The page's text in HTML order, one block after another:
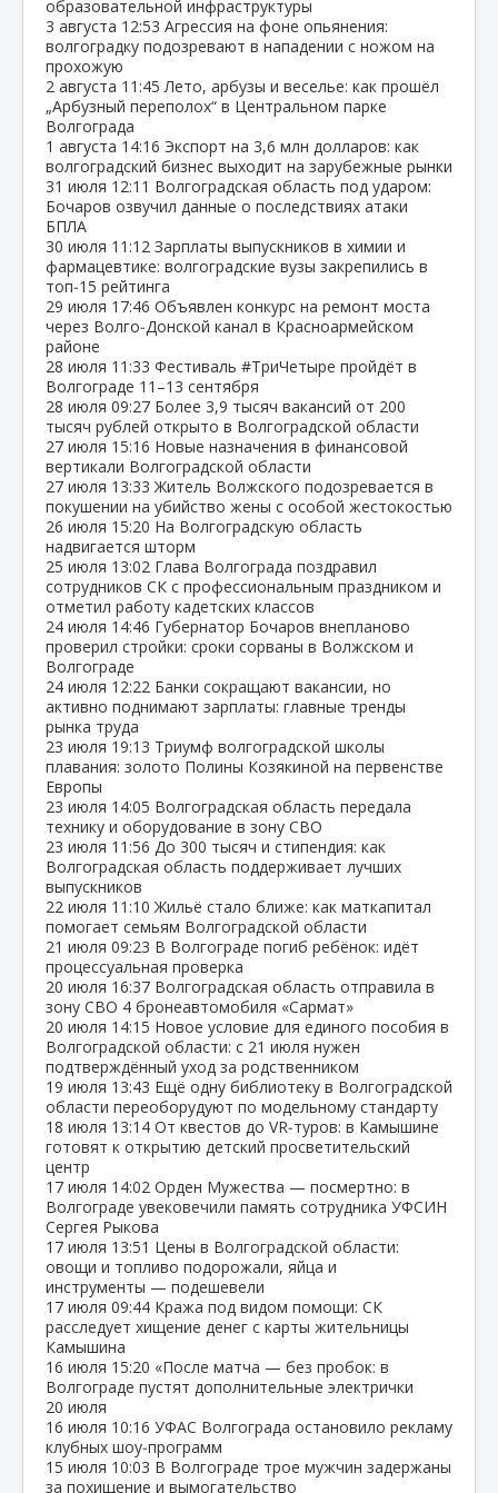
образовательной инфраструктуры
3 августа 12:53 Агрессия на фоне опьянения:
волгоградку подозревают в нападении с ножом на
прохожую
2 августа 11:45 Лето, арбузы и веселье: как прошёл
„Арбузный переполох“ в Центральном парке
Волгограда
1 августа 14:16 Экспорт на 3,6 млн долларов: как
волгоградский бизнес выходит на зарубежные рынки
31 июля 12:11 Волгоградская область под ударом:
Бочаров озвучил данные о последствиях атаки
БПЛА
30 июля 11:12 Зарплаты выпускников в химии и
фармацевтике: волгоградские вузы закрепились в
топ‑15 рейтинга
29 июля 17:46 Объявлен конкурс на ремонт моста
через Волго‑Донской канал в Красноармейском
районе
28 июля 11:33 Фестиваль #ТриЧетыре пройдёт в
Волгограде 11–13 сентября
28 июля 09:27 Более 3,9 тысяч вакансий от 200
тысяч рублей открыто в Волгоградской области
27 июля 15:16 Новые назначения в финансовой
вертикали Волгоградской области
27 июля 13:33 Житель Волжского подозревается в
покушении на убийство жены с особой жестокостью
26 июля 15:20 На Волгоградскую область
надвигается шторм
25 июля 13:02 Глава Волгограда поздравил
сотрудников СК с профессиональным праздником и
отметил работу кадетских классов
24 июля 14:46 Губернатор Бочаров внепланово
проверил стройки: сроки сорваны в Волжском и
Волгограде
24 июля 12:22 Банки сокращают вакансии, но
активно поднимают зарплаты: главные тренды
рынка труда
23 июля 19:13 Триумф волгоградской школы
плавания: золото Полины Козякиной на первенстве
Европы
23 июля 14:05 Волгоградская область передала
технику и оборудование в зону СВО
23 июля 11:56 До 300 тысяч и стипендия: как
Волгоградская область поддерживает лучших
выпускников
22 июля 11:10 Жильё стало ближе: как маткапитал
помогает семьям Волгоградской области
21 июля 09:23 В Волгограде погиб ребёнок: идёт
процессуальная проверка
20 июля 16:37 Волгоградская область отправила в
зону СВО 4 бронеавтомобиля «Сармат»
20 июля 14:15 Новое условие для единого пособия в
Волгоградской области: с 21 июля нужен
подтверждённый уход за родственником
19 июля 13:43 Ещё одну библиотеку в Волгоградской
области переоборудуют по модельному стандарту
18 июля 13:14 От квестов до VR‑туров: в Камышине
готовят к открытию детский просветительский
центр
17 июля 14:02 Орден Мужества — посмертно: в
Волгограде увековечили память сотрудника УФСИН
Сергея Рыкова
17 июля 13:51 Цены в Волгоградской области:
овощи и топливо подорожали, яйца и
инструменты — подешевели
17 июля 09:44 Кража под видом помощи: СК
расследует хищение денег с карты жительницы
Камышина
16 июля 15:20 «После матча — без пробок: в
Волгограде пустят дополнительные электрички
20 июля
16 июля 10:16 УФАС Волгограда остановило рекламу
клубных шоу‑программ
15 июля 10:03 В Волгограде трое мужчин задержаны
за похищение и вымогательство